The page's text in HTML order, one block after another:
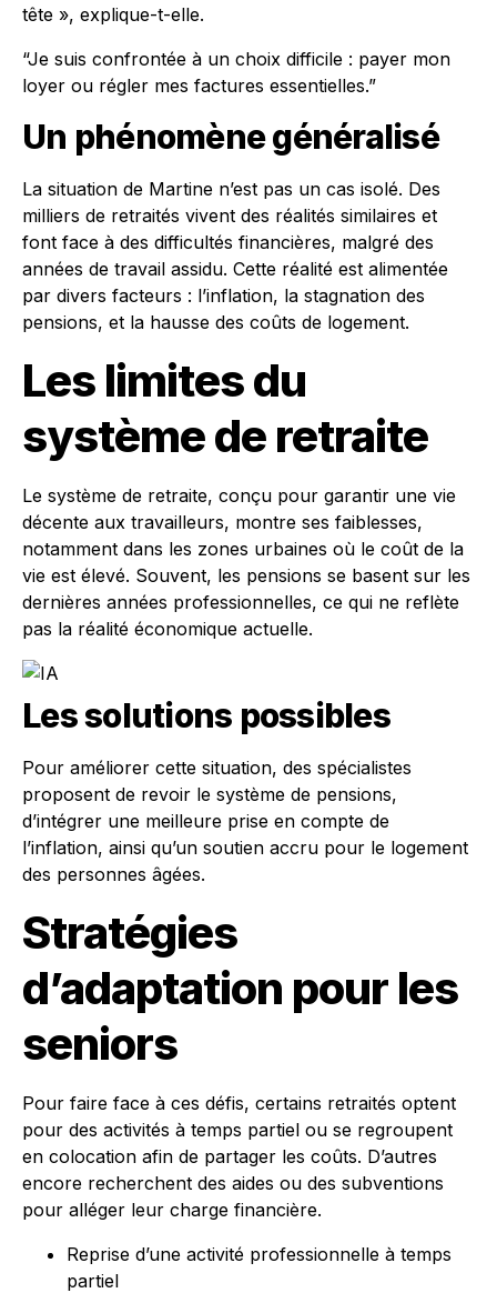
tête », explique-t-elle.
“Je suis confrontée à un choix difficile : payer mon
loyer ou régler mes factures essentielles.”
Un phénomène généralisé
La situation de Martine n’est pas un cas isolé. Des
milliers de retraités vivent des réalités similaires et
font face à des difficultés financières, malgré des
années de travail assidu. Cette réalité est alimentée
par divers facteurs : l’inflation, la stagnation des
pensions, et la hausse des coûts de logement.
Les limites du
système de retraite
Le système de retraite, conçu pour garantir une vie
décente aux travailleurs, montre ses faiblesses,
notamment dans les zones urbaines où le coût de la
vie est élevé. Souvent, les pensions se basent sur les
dernières années professionnelles, ce qui ne reflète
pas la réalité économique actuelle.
Les solutions possibles
Pour améliorer cette situation, des spécialistes
proposent de revoir le système de pensions,
d’intégrer une meilleure prise en compte de
l’inflation, ainsi qu’un soutien accru pour le logement
des personnes âgées.
Stratégies
d’adaptation pour les
seniors
Pour faire face à ces défis, certains retraités optent
pour des activités à temps partiel ou se regroupent
en colocation afin de partager les coûts. D’autres
encore recherchent des aides ou des subventions
pour alléger leur charge financière.
Reprise d’une activité professionnelle à temps
partiel